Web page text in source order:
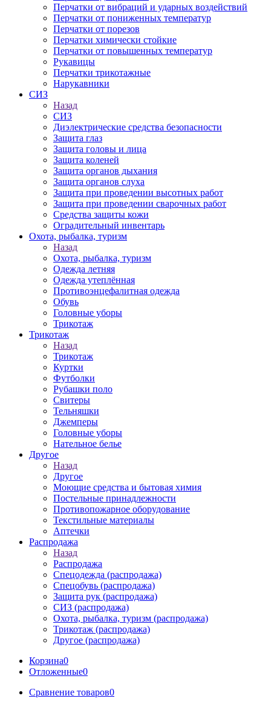
Перчатки от вибраций и ударных воздействий
Перчатки от пониженных температур
Перчатки от порезов
Перчатки химически стойкие
Перчатки от повышенных температур
Рукавицы
Перчатки трикотажные
Нарукавники
СИЗ
Назад
СИЗ
Диэлектрические средства безопасности
Защита глаз
Защита головы и лица
Защита коленей
Защита органов дыхания
Защита органов слуха
Защита при проведении высотных работ
Защита при проведении сварочных работ
Средства защиты кожи
Оградительный инвентарь
Охота, рыбалка, туризм
Назад
Охота, рыбалка, туризм
Одежда летняя
Одежда утеплённая
Противоэнцефалитная одежда
Обувь
Головные уборы
Трикотаж
Трикотаж
Назад
Трикотаж
Куртки
Футболки
Рубашки поло
Свитеры
Тельняшки
Джемперы
Головные уборы
Нательное белье
Другое
Назад
Другое
Моющие средства и бытовая химия
Постельные принадлежности
Противопожарное оборудование
Текстильные материалы
Аптечки
Распродажа
Назад
Распродажа
Спецодежда (распродажа)
Спецобувь (распродажа)
Защита рук (распродажа)
СИЗ (распродажа)
Охота, рыбалка, туризм (распродажа)
Трикотаж (распродажа)
Другое (распродажа)
Корзина0
Отложенные0
Сравнение товаров0